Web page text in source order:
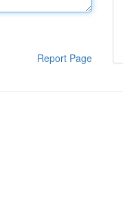
Report Page